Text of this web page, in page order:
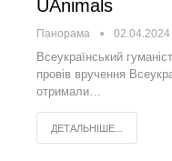
UAnimals
Панорама 02.04.2024
Всеукраїнський
провів вручення
отримали…
ДЕТАЛЬНІШЕ...